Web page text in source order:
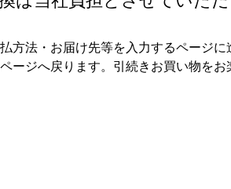
方法・お届け先等を入力するページに
ージへ戻ります。引続きお買い物をお